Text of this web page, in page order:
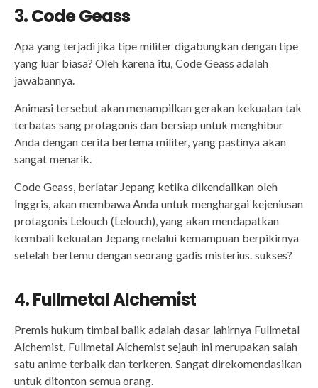
3. Code Geass
Apa yang terjadi jika tipe militer digabungkan dengan tipe
yang luar biasa? Oleh karena itu, Code Geass adalah
jawabannya.
Animasi tersebut akan menampilkan gerakan kekuatan tak
terbatas sang protagonis dan bersiap untuk menghibur
Anda dengan cerita bertema militer, yang pastinya akan
sangat menarik.
Code Geass, berlatar Jepang ketika dikendalikan oleh
Inggris, akan membawa Anda untuk menghargai kejeniusan
protagonis Lelouch (Lelouch), yang akan mendapatkan
kembali kekuatan Jepang melalui kemampuan berpikirnya
setelah bertemu dengan seorang gadis misterius. sukses?
4. Fullmetal Alchemist
Premis hukum timbal balik adalah dasar lahirnya Fullmetal
Alchemist. Fullmetal Alchemist sejauh ini merupakan salah
satu anime terbaik dan terkeren. Sangat direkomendasikan
untuk ditonton semua orang.